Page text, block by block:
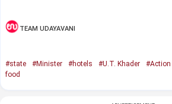
TEAM UDAYAVANI
#state #Minister #hotels #U.T. Khader #Action
food